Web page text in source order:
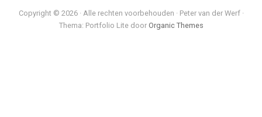
Copyright © 2026 · Alle rechten voorbehouden · Peter van der Werf ·
Thema: Portfolio Lite door Organic Themes